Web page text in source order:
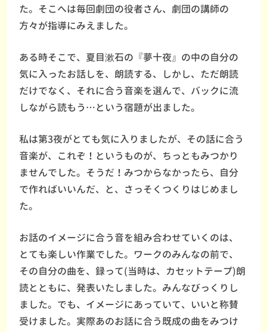
た。そこへは毎回劇団の役者さん、劇団の講師の
方々が指導にみえました。
ある時そこで、夏目漱石の『夢十夜』の中の自分の
気に入ったお話しを、朗読する、しかし、ただ朗読
だけでなく、それに合う音楽を選んで、バックに流
しながら読もう…という宿題が出ました。
私は第3夜がとても気に入りましたが、その話に合う
音楽が、これぞ！というものが、ちっともみつかり
ませんでした。そうだ！みつからなかったら、自分
で作ればいいんだ、と、さっそくつくりはじめまし
た。
お話のイメージに合う音を組み合わせていくのは、
とても楽しい作業でした。ワークのみんなの前で、
その自分の曲を、録って(当時は、カセットテープ)朗
読とともに、発表いたしました。みんなびっくりし
ました。でも、イメージにあっていて、いいと称賛
受けました。実際あのお話に合う既成の曲をみつけ